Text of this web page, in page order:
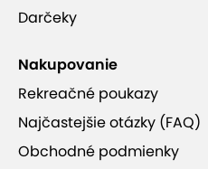
sauna
balkón
Darčeky
Nakupovanie
Rekreačné poukazy
Najčastejšie otázky (FAQ)
Obchodné podmienky